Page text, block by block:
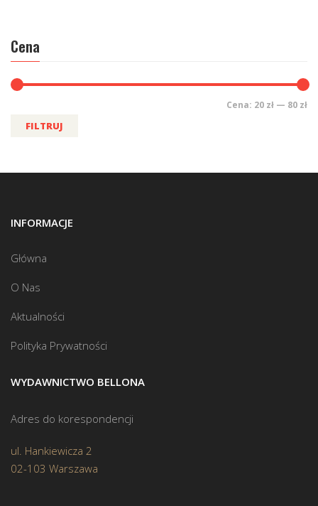
Cena
FILTRUJ
Cena: 20 zł — 80 zł
INFORMACJE
Główna
O Nas
Aktualności
Polityka Prywatności
WYDAWNICTWO BELLONA
Adres do korespondencji
ul. Hankiewicza 2
02-103 Warszawa